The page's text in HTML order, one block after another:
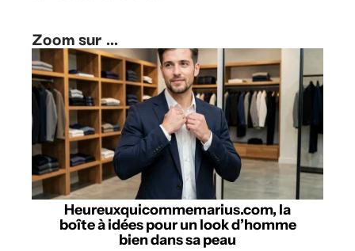
Zoom sur ...
Heureuxquicommemarius.com, la
boîte à idées pour un look d’homme
bien dans sa peau